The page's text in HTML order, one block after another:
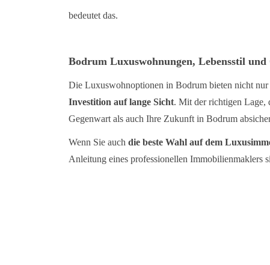
bedeutet das.
Bodrum Luxuswohnungen, Lebensstil und
Die Luxuswohnoptionen in Bodrum bieten nicht nur
Investition auf lange Sicht. Mit der richtigen Lage,
Gegenwart als auch Ihre Zukunft in Bodrum
Wenn Sie auch die beste Wahl auf dem
Anleitung eines professionellen Immobilienmaklers